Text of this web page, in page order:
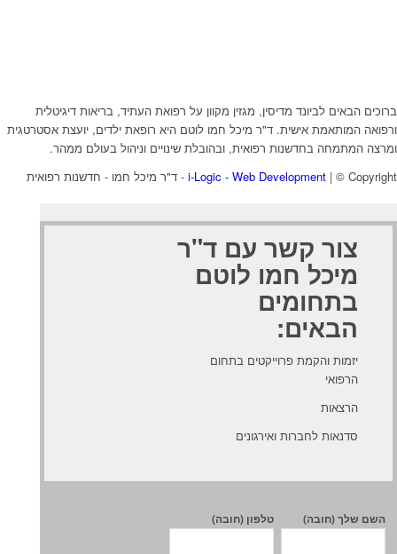
ברוכים הבאים לביונד מדיסין, מגזין מקוון על רפואת העתיד, בריאות דיגיטלית
ורפואה המותאמת אישית. ד"ר מיכל חמו לוטם היא רופאת ילדים, יועצת אסטרטגית
ומרצה המתמחה בחדשנות רפואית, ובהובלת שינויים וניהול בעולם ממהר.
i-Logic - Web Development | © Copyright - ד"ר מיכל חמו - חדשנות רפואית
צור קשר עם ד"ר
מיכל חמו לוטם
בתחומים
הבאים:
יזמות והקמת פרוייקטים בתחום
הרפואי
הרצאות
סדנאות לחברות ואירגונים
השם שלך (חובה) טלפון (חובה)